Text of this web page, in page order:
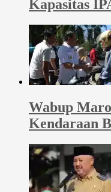
Kapasitas
Wabup
Kendaraan